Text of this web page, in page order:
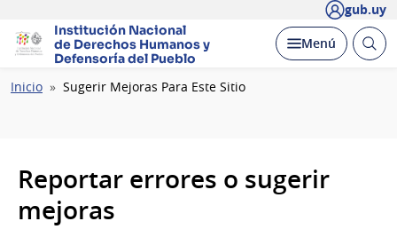
gub.uy
Institución Nacional
de Derechos Humanosy
Defensoría del Pueblo
Desplegar
Menú Abrir
Ruta
Inicio Sugerir Mejoras Para Este Sitio
Reportar errores o sugerir
mejoras